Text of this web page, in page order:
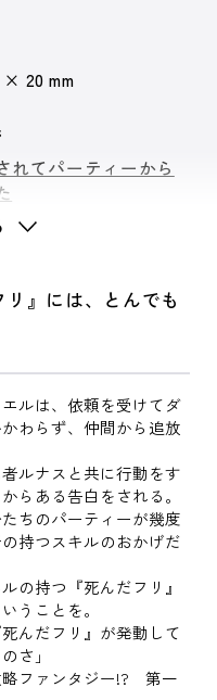
20 mm
れてパーティーから
』には、とんでも
ルは、依頼を受けてダ
わらず、仲間から追放
ルナスと共に行動をす
らある告白をされる。
ちのパーティーが幾度
持つスキルのおかげだ
の持つ『死んだフリ』
うことを。
んだフリ』が発動して
さ」
略ファンタジー!? 第一